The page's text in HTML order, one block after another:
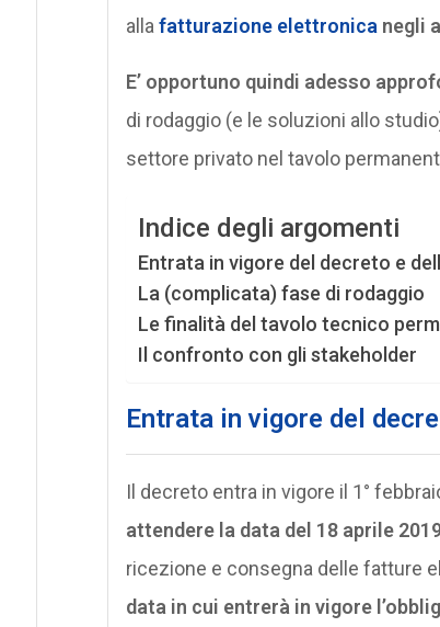
alla fatturazione elettronica negli
E’ opportuno quindi adesso
di rodaggio (e le soluzioni allo
settore privato nel tavolo
Indice degli argomenti
Entrata in vigore del decreto e
La (complicata) fase di rodaggio
Le finalità del tavolo tecnico
Il confronto con gli stakeholder
Entrata in vigore del
Il decreto entra in vigore il 1°
attendere la data del 18 aprile
ricezione e consegna delle fatture
data in cui entrerà in vigore